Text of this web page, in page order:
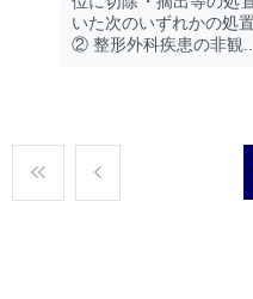
いた次のいずれかの処
② 整形外科疾患の非観...